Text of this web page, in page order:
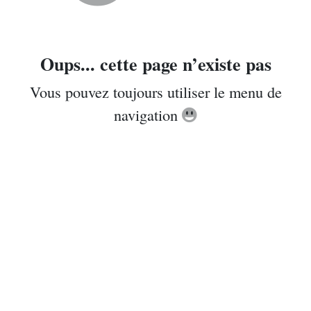
Oups... cette page n’existe pas
Vous pouvez toujours utiliser le menu de
navigation